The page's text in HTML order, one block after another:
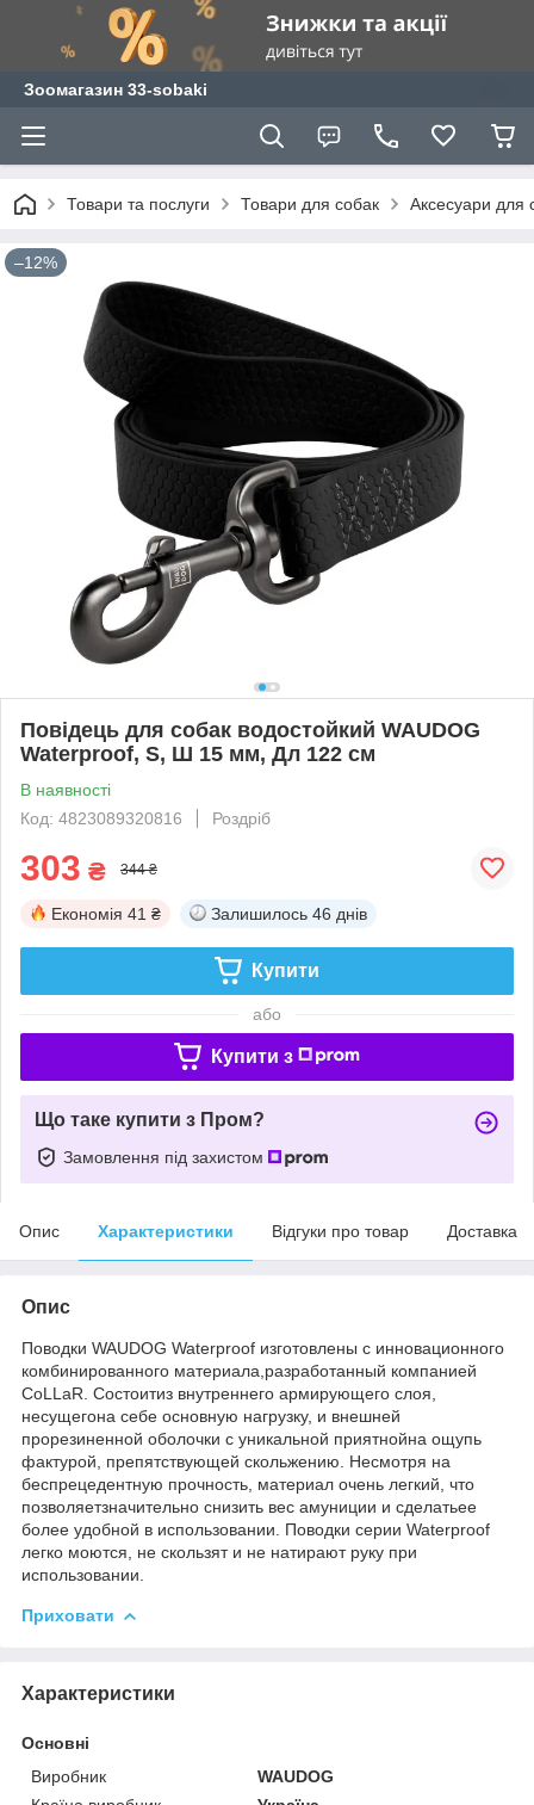
Зоомагазин 33-sobaki
Товари та послуги Товари для собак Аксесуари для
–12%
Повідець для собак водостойкий WAUDOG
Waterproof, S, Ш 15 мм, Дл 122 см
В наявності
Код: 4823089320816
Роздріб
303 ₴ 344 ₴
Економія 41 ₴ Залишилось 46 днів
Купити
або
Купити з
Що таке купити з Пром?
Замовлення під захистом
Опис Характеристики Відгуки про товар Доставка
Опис
Поводки WAUDOG Waterproof изготовлены с инновационного
комбинированного материала,разработанный компанией
CoLLaR. Состоитиз внутреннего армирующего слоя,
несущегона себе основную нагрузку, и внешней
прорезиненной оболочки с уникальной приятнойна ощупь
фактурой, препятствующей скольжению. Несмотря на
беспрецедентную прочность, материал очень легкий, что
позволяетзначительно снизить вес амуниции и сделатьее
более удобной в использовании. Поводки серии Waterproof
легко моются, не скользят и не натирают руку при
использовании.
Приховати
Характеристики
Основні
Виробник
WAUDOG